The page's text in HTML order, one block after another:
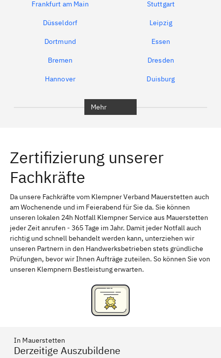
Frankfurt am Main Stuttgart
Düsseldorf Leipzig
Dortmund Essen
Bremen Dresden
Hannover Duisburg
Erlangen Bamberg
Bayreuth
Schweinfurt Passau
Freising Rudelsdorf, Mittelfranken
Mehr
Zertifizierung unserer
Fachkräfte
Da unsere Fachkräfte vom Klempner Verband Mauerstetten auch
am Wochenende und im Feierabend für Sie da. Sie können
unseren lokalen 24h Notfall Klempner Service aus Mauerstetten
jeder Zeit anrufen - 365 Tage im Jahr. Damit jeder Notfall auch
richtig und schnell behandelt werden kann, unterziehen wir
unseren Partnern in den Handwerksbetrieben stets gründliche
Prüfungen, bevor wir Ihnen Aufträge zuteilen. So können Sie von
unseren Klempnern Bestleistung erwarten.
In Mauerstetten
Derzeitige Auszubildene